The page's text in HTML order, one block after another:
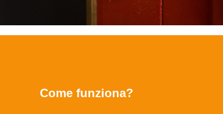
Come funziona?